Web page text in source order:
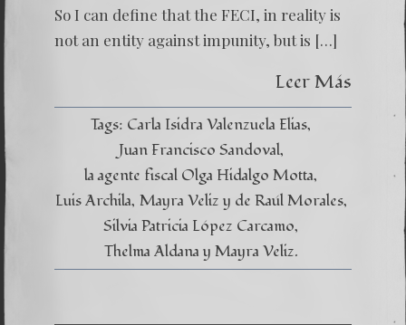
So I can define that the FECI, in reality is
not an entity against impunity, but is […]
Leer Más
Tags: Carla Isidra Valenzuela Elias
Juan Francisco Sandoval
la agente fiscal Olga Hidalgo Motta
Luis Archila Mayra Veliz y de Raúl Morales
Silvia Patricia López Carcamo
Thelma Aldana y Mayra Veliz.